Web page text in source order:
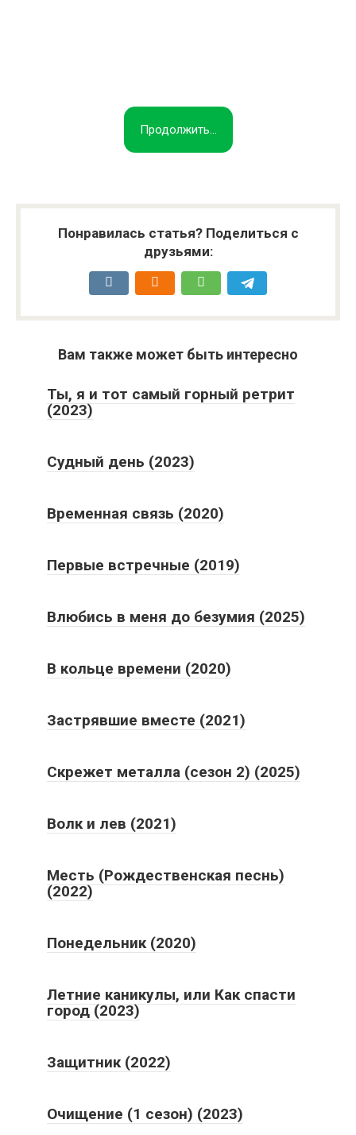
Продолжить...
Понравилась статья? Поделиться с
друзьями:
Вам также может быть интересно
Ты, я и тот самый горный ретрит
(2023)
Судный день (2023)
Временная связь (2020)
Первые встречные (2019)
Влюбись в меня до безумия (2025)
В кольце времени (2020)
Застрявшие вместе (2021)
Скрежет металла (сезон 2) (2025)
Волк и лев (2021)
Месть (Рождественская песнь)
(2022)
Понедельник (2020)
Летние каникулы, или Как спасти
город (2023)
Защитник (2022)
Очищение (1 сезон) (2023)